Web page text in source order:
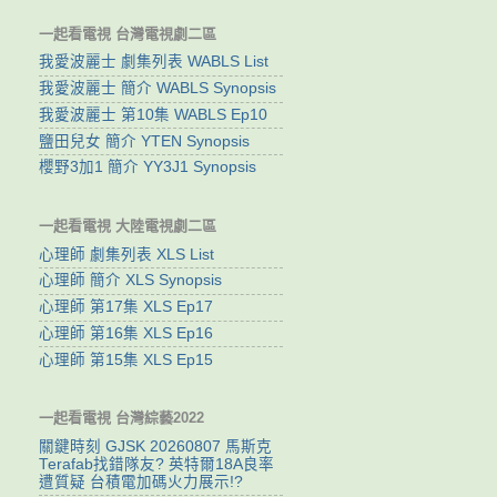
一起看電視 台灣電視劇二區
我愛波麗士 劇集列表 WABLS List
我愛波麗士 簡介 WABLS Synopsis
我愛波麗士 第10集 WABLS Ep10
鹽田兒女 簡介 YTEN Synopsis
櫻野3加1 簡介 YY3J1 Synopsis
一起看電視 大陸電視劇二區
心理師 劇集列表 XLS List
心理師 簡介 XLS Synopsis
心理師 第17集 XLS Ep17
心理師 第16集 XLS Ep16
心理師 第15集 XLS Ep15
一起看電視 台灣綜藝2022
關鍵時刻 GJSK 20260807 馬斯克
Terafab找錯隊友? 英特爾18A良率
遭質疑 台積電加碼火力展示!?